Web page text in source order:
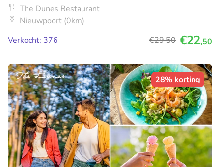
The Dunes Restaurant
Nieuwpoort (0km)
Verkocht: 376
€29,50 €22,50
28% korting